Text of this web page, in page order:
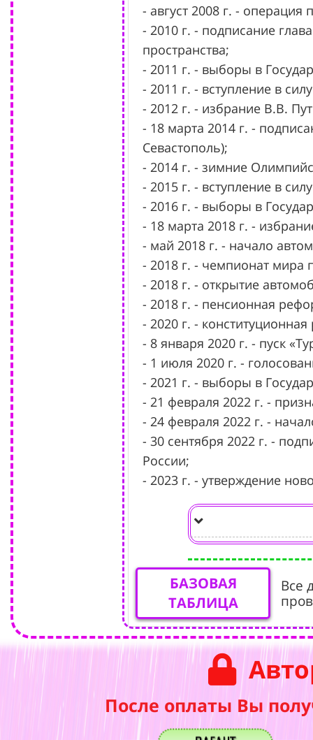
- август 2008 г. -
- 2010 г. - подписание
пространства;
- 2011 г. - выборы в
- 2011 г. - вступление в
- 2012 г. - избрание В.В.
- 18 марта 2014 г. -
Севастополь);
- 2014 г. - зимние
- 2015 г. - вступление в
- 2016 г. - выборы в
- 18 марта 2018 г. -
- май 2018 г. - начало
- 2018 г. - чемпионат мира
- 2018 г. - открытие
- 2018 г. - пенсионная
- 2020 г. -
- 8 января 2020 г. - пуск
- 1 июля 2020 г. -
- 2021 г. - выборы в
- 21 февраля 2022 г. -
- 24 февраля 2022 г. -
- 30 сентября 2022 г. -
России;
- 2023 г. - утверждение
БАЗОВАЯ
ТАБЛИЦА
Все
После оплаты Вы